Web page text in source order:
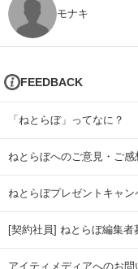
モナキ
FEEDBACK
「ねとらぼ」ってなに？
ねとらぼへのご意見・ご感
ねとらぼプレゼントキャン
[契約社員] ねとらぼ編集者
アイティメディアへのお問